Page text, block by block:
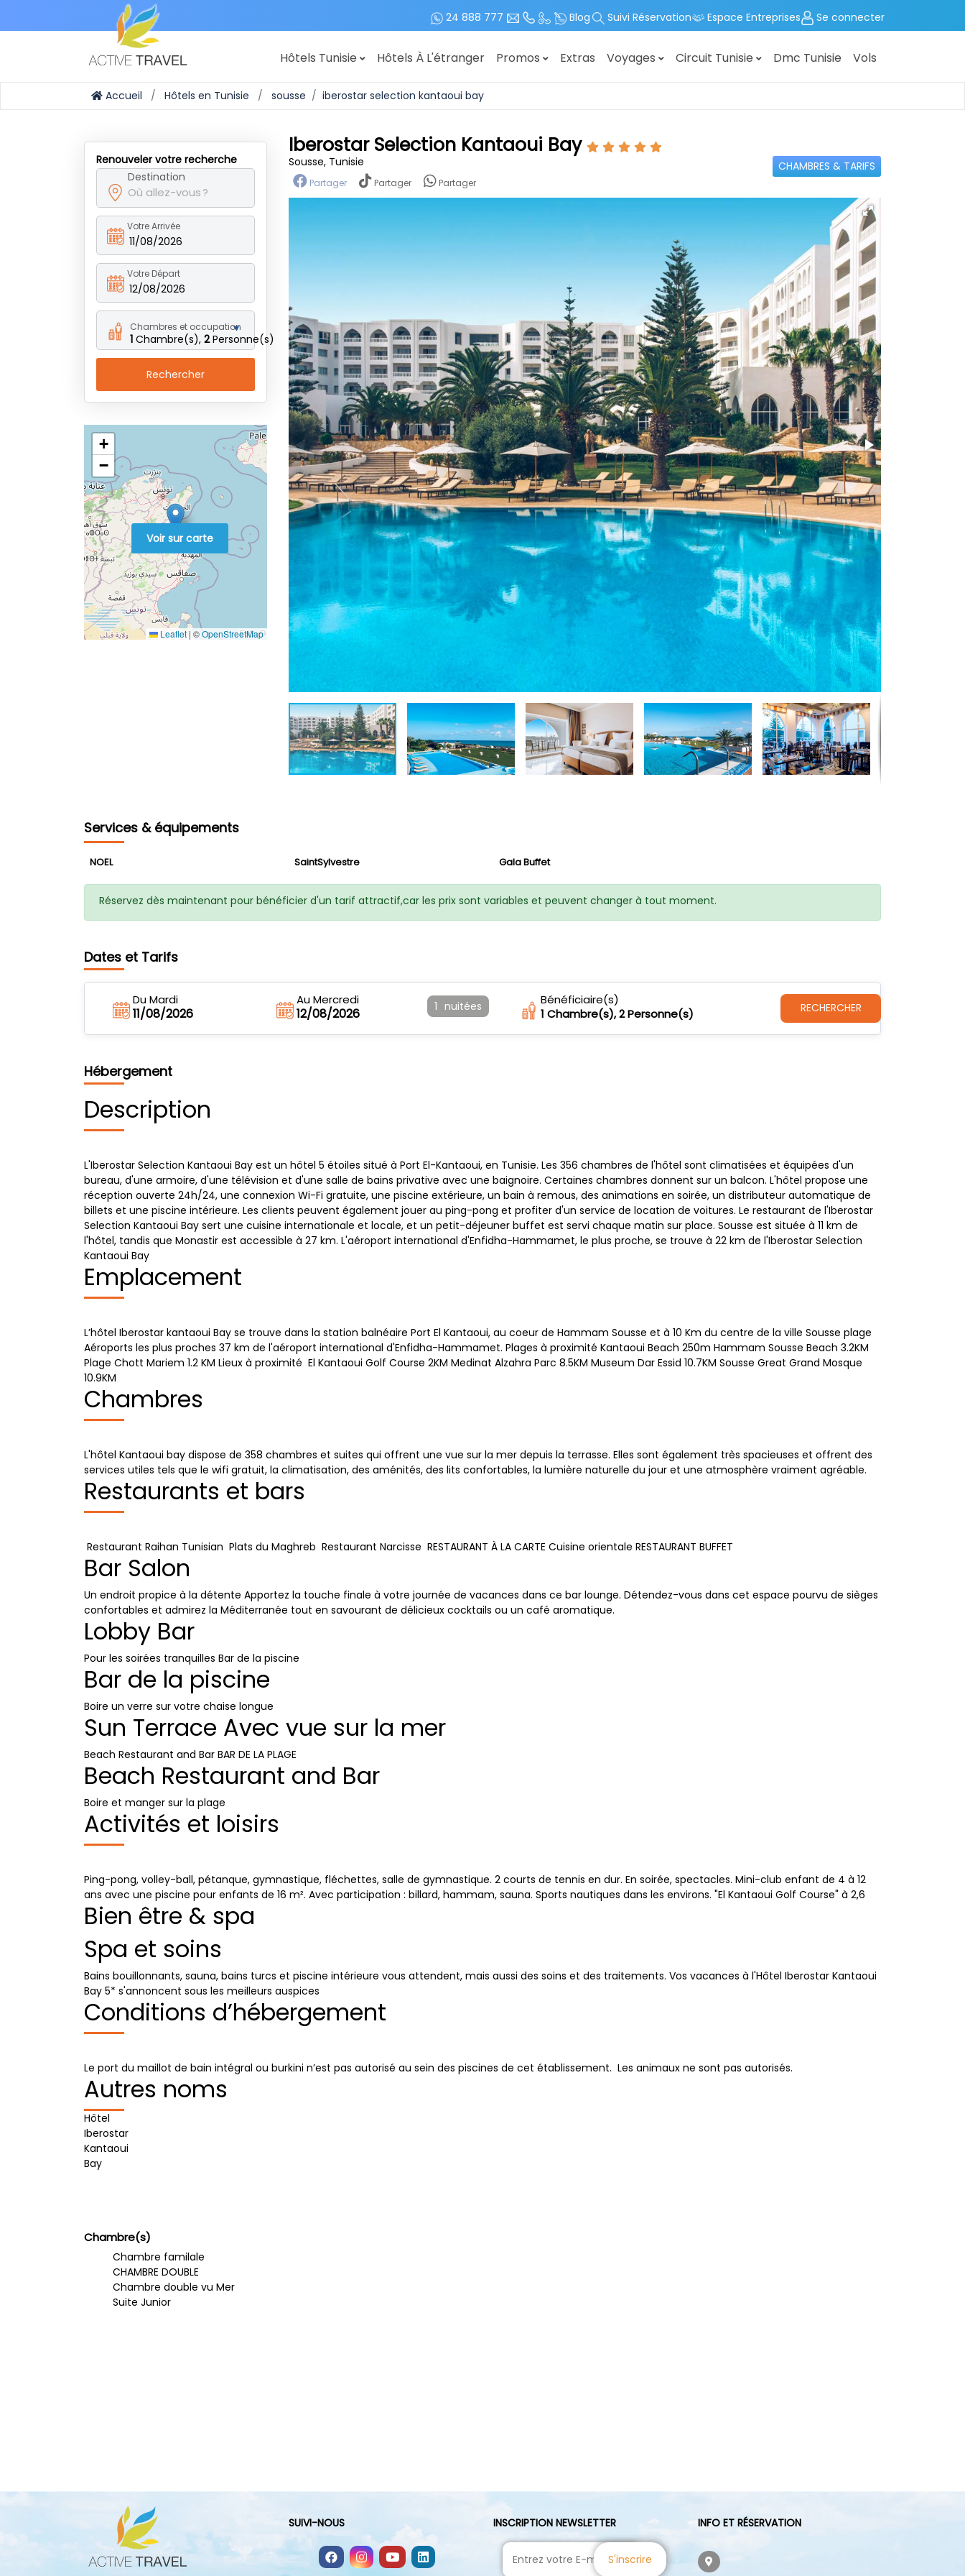
24 888 777 Blog Suivi Réservation Espace Entreprises Se connecter
Hôtels Tunisie Hôtels À L'étranger Promos Extras Voyages Circuit Tunisie Dmc Tunisie Vols
Accueil Hôtels en Tunisie sousse iberostar selection kantaoui bay
Renouveler votre recherche
Destination
Votre Arrivée
11/08/2026
Votre Départ
12/08/2026
Chambres et occupation
1 Chambre(s),2Personne(s)
Rechercher
+
−
Leaflet | ©OpenStreetMap
Voir sur carte
Iberostar Selection Kantaoui Bay
Sousse, Tunisie
Partager Partager Partager
CHAMBRES & TARIFS
Services & équipements
NOEL SaintSylvestre Gala Buffet
Réservez dès maintenant pour bénéficier d'un tarif attractif,car les prix sont variables et peuvent changer à tout moment.
Dates et Tarifs
Du Mardi
11/08/2026
Au Mercredi
12/08/2026 1 nuitées
Bénéficiaire(s)
1 Chambre(s),2Personne(s) RECHERCHER
Hébergement
Description
L'Iberostar Selection Kantaoui Bay est un hôtel 5 étoiles situé à Port El-Kantaoui, en Tunisie. Les 356 chambres de l'hôtel sont climatisées et équipées d'un
bureau, d'une armoire, d'une télévision et d'une salle de bains privative avec une baignoire. Certaines chambres donnent sur un balcon. L'hôtel propose une
réception ouverte 24h/24, une connexion Wi-Fi gratuite, une piscine extérieure, un bain à remous, des animations en soirée, un distributeur automatique de
billets et une piscine intérieure. Les clients peuvent également jouer au ping-pong et profiter d'un service de location de voitures. Le restaurant de l'Iberostar
Selection Kantaoui Bay sert une cuisine internationale et locale, et un petit-déjeuner buffet est servi chaque matin sur place. Sousse est située à 11 km de
l'hôtel, tandis que Monastir est accessible à 27 km. L'aéroport international d'Enfidha-Hammamet, le plus proche, se trouve à 22 km de l'Iberostar Selection
Kantaoui Bay
Emplacement
L’hôtel Iberostar kantaoui Bay se trouve dans la station balnéaire Port El Kantaoui, au coeur de Hammam Sousse et à 10 Km du centre de la ville Sousse plage
Aéroports les plus proches 37 km de l'aéroport international d'Enfidha-Hammamet. Plages à proximité Kantaoui Beach 250m Hammam Sousse Beach 3.2KM
Plage Chott Mariem 1.2 KM Lieux à proximité El Kantaoui Golf Course 2KM Medinat Alzahra Parc 8.5KM Museum Dar Essid 10.7KM Sousse Great Grand Mosque
10.9KM
Chambres
L'hôtel Kantaoui bay dispose de 358 chambres et suites qui offrent une vue sur la mer depuis la terrasse. Elles sont également très spacieuses et offrent des
services utiles tels que le wifi gratuit, la climatisation, des aménités, des lits confortables, la lumière naturelle du jour et une atmosphère vraiment agréable.
Restaurants et bars
Restaurant Raihan Tunisian Plats du Maghreb Restaurant Narcisse RESTAURANT À LA CARTE Cuisine orientale RESTAURANT BUFFET
Bar Salon
Un endroit propice à la détente Apportez la touche finale à votre journée de vacances dans ce bar lounge. Détendez-vous dans cet espace pourvu de sièges
confortables et admirez la Méditerranée tout en savourant de délicieux cocktails ou un café aromatique.
Lobby Bar
Pour les soirées tranquilles Bar de la piscine
Bar de la piscine
Boire un verre sur votre chaise longue
Sun Terrace Avec vue sur la mer
Beach Restaurant and Bar BAR DE LA PLAGE
Beach Restaurant and Bar
Boire et manger sur la plage
Activités et loisirs
Ping-pong, volley-ball, pétanque, gymnastique, fléchettes, salle de gymnastique. 2 courts de tennis en dur. En soirée, spectacles. Mini-club enfant de 4 à 12
ans avec une piscine pour enfants de 16 m². Avec participation : billard, hammam, sauna. Sports nautiques dans les environs. "El Kantaoui Golf Course" à 2,6
Bien être & spa
Spa et soins
Bains bouillonnants, sauna, bains turcs et piscine intérieure vous attendent, mais aussi des soins et des traitements. Vos vacances à l'Hôtel Iberostar Kantaoui
Bay 5* s'annoncent sous les meilleurs auspices
Conditions d’hébergement
Le port du maillot de bain intégral ou burkini n’est pas autorisé au sein des piscines de cet établissement. Les animaux ne sont pas autorisés.
Autres noms
Hôtel
Iberostar
Kantaoui
Bay
Chambre(s)
Chambre familale
CHAMBRE DOUBLE
Chambre double vu Mer
Suite Junior
SUIVI-NOUS INSCRIPTION NEWSLETTER
S'inscrire
INFO ET RÉSERVATION